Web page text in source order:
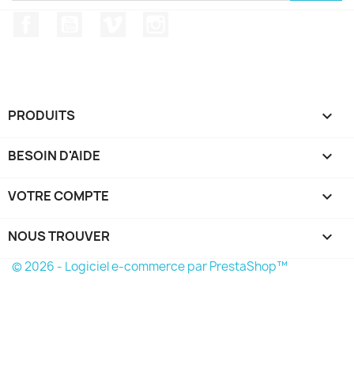
PRODUITS 
BESOIN D'AIDE 
VOTRE COMPTE 
NOUS TROUVER keyboard_arrow_down
© 2026 - Logiciel e-commerce par PrestaShop™